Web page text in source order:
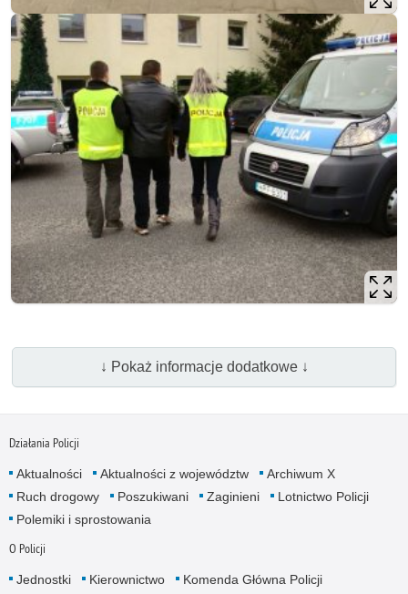
↓ Pokaż informacje dodatkowe ↓
Działania Policji
Aktualności Aktualności z województw
Archiwum X
Ruch drogowy
Poszukiwani Zaginieni
Lotnictwo Policji
Polemiki i sprostowania
O Policji
Jednostki Kierownictwo
Komenda Główna Policji